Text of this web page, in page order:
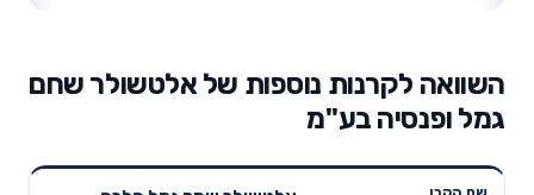
השוואה לקרנות נוספות של אלטשולר שחם
גמל ופנסיה בע"מ